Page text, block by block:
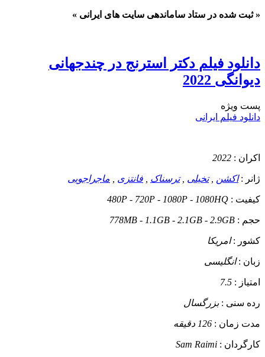
« ثبت شده در ستاد ساماندهی سایت های ایرانی »
دانلود فیلم دکتر استرنج در چندجهانی
دیوانگی 2022
پست ويژه
دانلود فیلم ایرانی
اکران : 2022
ژانر :اکشن ,تخیلی ,ترسناک فانتزی ماجراجویی
کیفیت : 480P - 720P - 1080P - 1080HQ
حجم : 778MB - 1.1GB - 2.1GB - 2.9GB
کشور :امریکا
زبان :انگلیسی
امتیاز : 7.5
رده سنی :بزرگسال
مدت زمان : 126 دقیقه
کارگردان : Sam Raimi